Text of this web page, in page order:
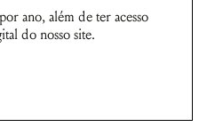
ano, além de ter acesso
do nosso site.